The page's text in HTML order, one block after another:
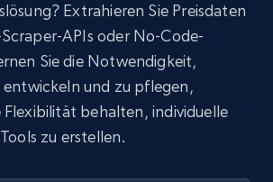
Extrahieren Sie Preisdaten
APIs oder No-Code-
Sie die Notwendigkeit,
und zu pflegen,
Flexibilität behalten, individuelle
zu erstellen.